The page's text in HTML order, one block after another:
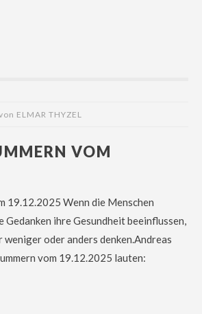
ELMAR THYZEL
VOM
19.12.2025 Wenn die Menschen
Gedanken ihre Gesundheit beeinflussen,
oder anders denken.Andreas
vom 19.12.2025 lauten: